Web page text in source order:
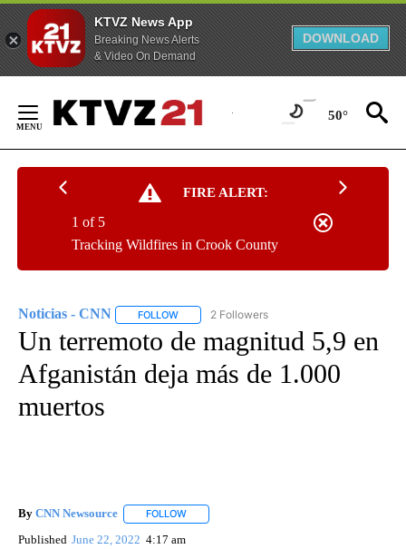
KTVZ News App
Breaking News Alerts
& Video On Demand
DOWNLOAD
Content
50°
FIRE ALERT:
Tracking Wildfires in Crook County
1 of 5
Noticias - CNN FOLLOW FOLLOW "NOTICIAS - CNN" TO RECEIVE
2 Followers
Un terremoto de magnitud 5,9 en
Afganistán deja más de 1.000
muertos
By CNN Newsource FOLLOW
Published June 22, 2022 4:17 am